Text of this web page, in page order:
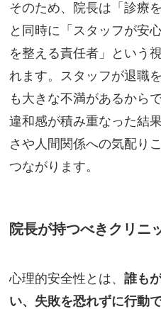
そのため、院長は「診療
と同時に「スタッフが安
を整える責任者」という
れます。スタッフが退職
も大きな不満があるから
違和感が積み重なった結
さや人間関係への気配り
つながります。
院長が持つべきクリニ
心理的安全性とは、誰も
い、失敗を恐れずに行動